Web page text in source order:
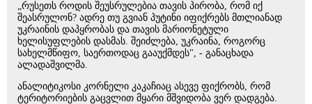
„რუსეთს როდის შეუსრულებია თავის პირობა, რომ იქ
შეასრულონ? ადრე თუ გვიან პუტინი იფიქრებს მთლიანად
უკრაინის დაპყრობას და თავის მარიონეტული
ხელისუფლების დასმას. შეიძლება, უკრაინა, როგორც
სახელმწიფო, საერთოდაც გააუქმდეს", - განაცხადა
ალადაშვილმა.
ანალიტიკოსი კორნელი კაკაჩიაც ასევე ფიქრობს, რომ
ტერიტორიების გაცვლით მყარი მშვიდობა ვერ დადგება.